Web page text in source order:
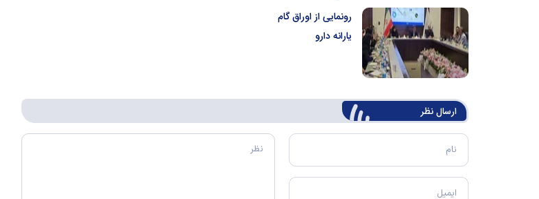
رونمایی از اوراق گام
یارانه دارو
ارسال‌ نظر